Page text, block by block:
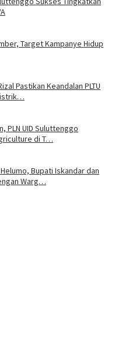
Target Kampanye Hidup
Pastikan Keandalan PLTU
PLN UID Suluttenggo
di T…
Bupati Iskandar dan
Warg…